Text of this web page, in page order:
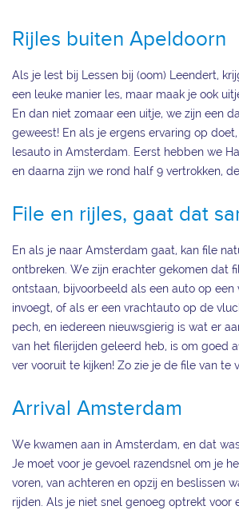
Rijles buiten Apeldoorn
Als je lest bij Lessen bij (oom) Leendert,
een leuke manier les, maar maak je ook
En dan niet zomaar een uitje, we zijn een
geweest! En als je ergens ervaring op
lesauto in Amsterdam. Eerst hebben we
en daarna zijn we rond half 9 vertrokken,
File en rijles, gaat dat
En als je naar Amsterdam gaat, kan file
ontbreken. We zijn erachter gekomen dat
ontstaan, bijvoorbeeld als een auto op een
invoegt, of als er een vrachtauto op de
pech, en iedereen nieuwsgierig is wat er
van het filerijden geleerd heb, is om goed
ver vooruit te kijken! Zo zie je de file van te
Arrival Amsterdam
We kwamen aan in Amsterdam, en dat
Je moet voor je gevoel razendsnel om je
voren, van achteren en opzij en beslissen
rijden. Als je niet snel genoeg optrekt voor